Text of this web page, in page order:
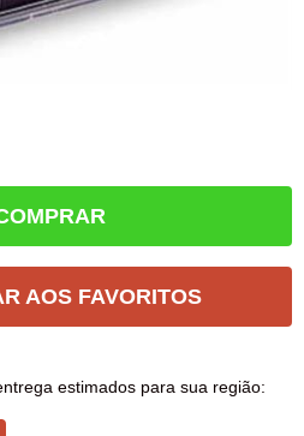
AOS FAVORITOS
estimados para sua região: